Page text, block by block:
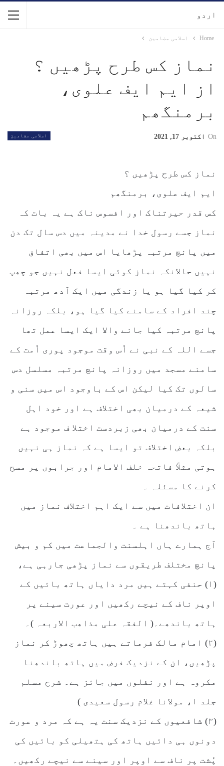
اردو
Home اسلامی مضامین
نماز کس طرح پڑھیں ؟
از ایم ایف علوی،
برمنگھم
اسلامی مضامین On اکتوبر 17, 2021
نماز کس طرح پڑھیں ؟
ایم ایف علوی، برمنگھم
کس قدر حیرتناک اور افسوس ناک ہے یہ بات کہ
نماز جسے رسول خدا نے مدینہ میں دس سال تک دن
میں پانچ مرتبہ پڑھایا اس میں بھی اتفاق
نہیں حالانکہ نماز کوئی ایسا فعل نہیں جو چھپ
کر کیا گیا ہو یا زندگی میں ایک آدھ مرتبہ
چند افراد کے سامنے کیا گیا ہو، بلکہ روزانہ
پانچ مرتبہ کیا جانے والا ایک ایسا عمل تھا
جسے اللہ کے نبی نے اُس وقت موجود پوری اُمت کے
سامنے مسجد میں روزانہ پانچ مرتبہ مسلسل دس
سالوں تک کیا لیکن اس کے باوجود اس میں سنی و
شیعہ کے درمیان بھی اختلاف ہے اور خود اہل
سنت کے درمیان بھی زبردست اختلا ف موجود ہے
بلکہ بعض اختلاف تو ایسا ہے کہ نماز ہی نہیں
ہوتی مثلاً فاتحہ خلف الامام اور جرابوں پر مسح
کرنے کا مسئلہ ۔
ان اختلافات میں سے ایک اہم اختلاف نماز میں
ہاتھ باندھنا ہے ۔
آج ہمارے ہاں اہلسنت والجماعت میں کم و بیش
پانچ مختلف طریقوں سے نماز پڑھی جارہی ہے،
(۱) حنفی کہتے ہیں مرد دایاں ہاتھ بائیں کے
اوپر ناف کے نیچے رکھیں اور عورت سینے پر
ہاتھ باندھے۔( الفقہ علی مذاھب الاربعہ )۔
(۲) امام مالک فرماتے ہیں ہاتھ چھوڑ کر نماز
پڑھیں، ان کے نزدیک فرض میں ہاتھ باندھنا
مکروہ ہے اور نفلوں میں جائز ہے۔ شرح مسلم
جلد ۱، مولانا غلام رسول سعیدی )
(۳) شافعیوں کے نزدیک سنت یہ ہے کہ مرد و عورت
دونوں ہی دائیں ہاتھ کی ہتھیلی کو بائیں کی
پُشت پر ناف سے اوپر اور سینے سے نیچے رکھیں۔